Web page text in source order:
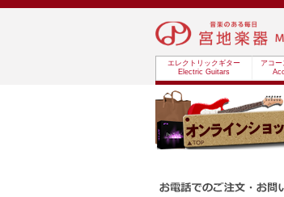
エレクトリックギター
Electric Guitars
アコ